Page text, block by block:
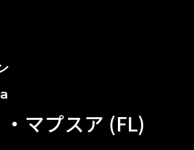
マプスア (FL)